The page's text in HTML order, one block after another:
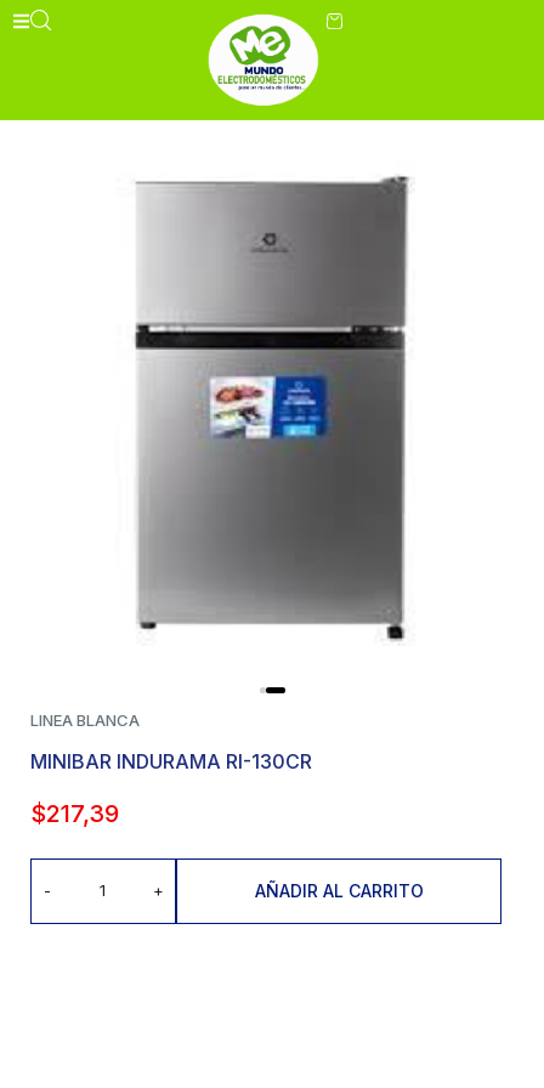
LINEA BLANCA
MINIBAR INDURAMA RI-130CR
$217,39
- + AÑADIR AL CARRITO